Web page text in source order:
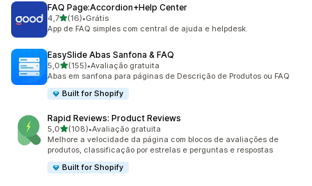
FAQ Page:Accordion+Help Center
4,7de 5 estrelas
(16)
16 avaliações ao todo
•Grátis
App de FAQ simples com central de ajuda e helpdesk.
EasySlide Abas Sanfona & FAQ
5,0de 5 estrelas
(155)
155 avaliações ao todo
•Avaliação gratuita
Abas em sanfona para páginas de Descrição de Produtos ou FAQ
Built for Shopify
Rapid Reviews: Product Reviews
5,0de 5 estrelas
(108)
108 avaliações ao todo
•Avaliação gratuita
Melhore a velocidade da página com blocos de avaliações de
produtos, classificação por estrelas e perguntas e respostas
Built for Shopify